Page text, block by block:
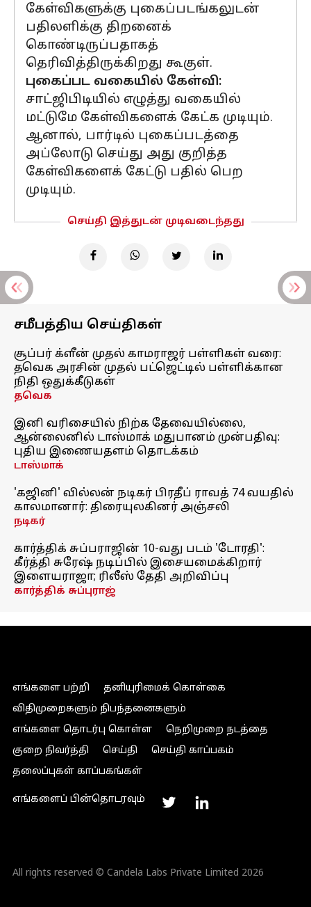
கேள்விகளுக்கு புகைப்படங்கலுடன்
பதிலளிக்கு திறனைக்
கொண்டிருப்பதாகத்
தெரிவித்திருக்கிறது கூகுள்.
புகைப்பட வகையில் கேள்வி:
சாட்ஜிபிடியில் எழுத்து வகையில்
மட்டுமே கேள்விகளைக் கேட்க முடியும்.
ஆனால், பார்டில் புகைப்படத்தை
அப்லோடு செய்து அது குறித்த
கேள்விகளைக் கேட்டு பதில் பெற
முடியும்.
செய்தி இத்துடன் முடிவடைந்தது
சமீபத்திய செய்திகள்
சூப்பர் க்ளீன் முதல் காமராஜர் பள்ளிகள் வரை:
தவெக அரசின் முதல் பட்ஜெட்டில் பள்ளிக்கான
நிதி ஒதுக்கீடுகள்
தவெக
இனி வரிசையில் நிற்க தேவையில்லை,
ஆன்லைனில் டாஸ்மாக் மதுபானம் முன்பதிவு:
புதிய இணையதளம் தொடக்கம்
டாஸ்மாக்
'கஜினி' வில்லன் நடிகர் பிரதீப் ராவத் 74 வயதில்
காலமானார்: திரையுலகினர் அஞ்சலி
நடிகர்
கார்த்திக் சுப்பராஜின் 10-வது படம் 'டோரதி':
கீர்த்தி சுரேஷ் நடிப்பில் இசையமைக்கிறார்
இளையராஜா; ரிலீஸ் தேதி அறிவிப்பு
கார்த்திக் சுப்புராஜ்
எங்களை பற்றி
தனியுரிமைக் கொள்கை
விதிமுறைகளும் நிபந்தனைகளும்
எங்களை தொடர்பு கொள்ள
நெறிமுறை நடத்தை
குறை நிவர்த்தி
செய்தி
செய்தி காப்பகம்
தலைப்புகள் காப்பகங்கள்
எங்களைப் பின்தொடரவும்
All rights reserved © Candela Labs Private Limited 2026